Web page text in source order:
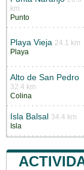
km
Punto
Playa Vieja 24.1 km
Playa
Alto de San Pedro
32.4 km
Colina
Isla Balsal 34.4 km
Isla